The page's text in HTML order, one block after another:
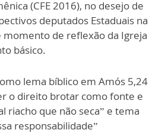
(CFE 2016), no desejo de
deputados Estaduais na
momento de reflexão da Igreja
básico.
lema bíblico em Amós 5,24
o direito brotar como fonte e
riacho que não seca” e tema
responsabilidade”